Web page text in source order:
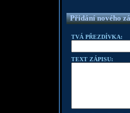
Přidání nového
TVÁ PŘEZDÍVKA:
TEXT ZÁPISU: